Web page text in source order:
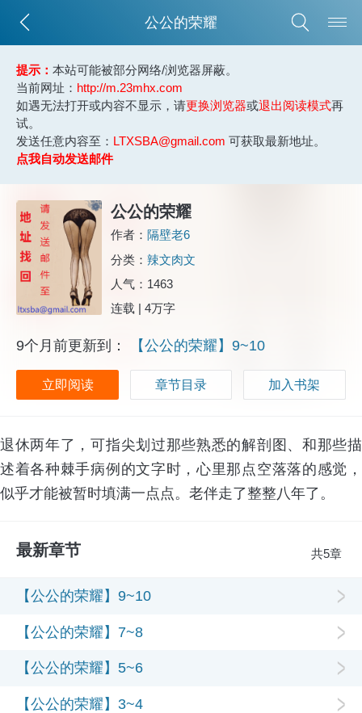
公公的荣耀
提示：本站可能被部分网络/浏览器屏蔽。
当前网址： http://m.23mhx.com
如遇无法打开或内容不显示，请更换浏览器或退出阅读模式再
试。
发送任意内容至： LTXSBA@gmail.com 可获取最新地址。
点我自动发送邮件
公公的荣耀
作者： 隔壁老6
分类： 辣文肉文
人气：1463
连载 | 4万字
9个月前更新到： 【公公的荣耀】9~10
立即阅读 章节目录 加入书架
退休两年了，可指尖划过那些熟悉的解剖图、和那些描
述着各种棘手病例的文字时，心里那点空落落的感觉，
似乎才能被暂时填满一点点。老伴走了整整八年了。
最新章节 共5章
【公公的荣耀】9~10
【公公的荣耀】7~8
【公公的荣耀】5~6
【公公的荣耀】3~4